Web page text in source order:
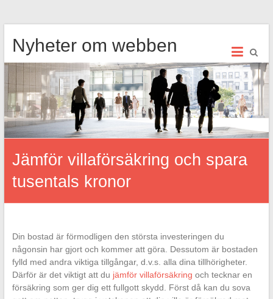
innehåll
Nyheter om webben
Jämför villaförsäkring och spara
tusentals kronor
Din bostad är förmodligen den största investeringen du
någonsin har gjort och kommer att göra. Dessutom är bostaden
fylld med andra viktiga tillgångar, d.v.s. alla dina tillhörigheter.
Därför är det viktigt att du jämför villaförsäkring och tecknar en
försäkring som ger dig ett fullgott skydd. Först då kan du sova